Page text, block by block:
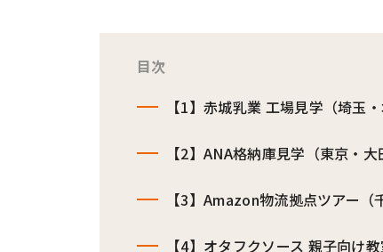
目次
【1】赤城乳業 工場見学（埼玉・
【2】ANA格納庫見学（東京・大
【3】Amazon物流拠点ツアー（
【4】オタフクソース 親子向け